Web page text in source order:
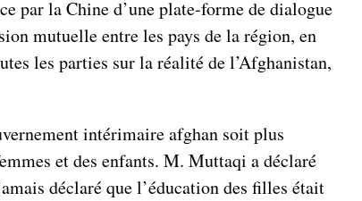
par la Chine d’une plate-forme de dialogue
mutuelle entre les pays de la région, en
les parties sur la réalité de l’Afghanistan,
intérimaire afghan soit plus
et des enfants. M. Muttaqi a déclaré
déclaré que l’éducation des filles était